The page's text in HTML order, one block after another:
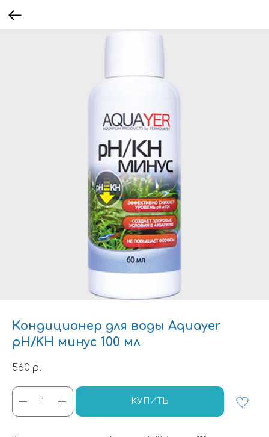
Кондиционер для воды Aquayer
pH/KH минус 100 мл
560 р.
КУПИТЬ